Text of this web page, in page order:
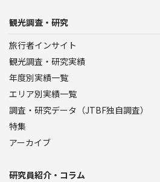
観光調査・研究
旅行者インサイト
観光調査・研究実績
年度別実績一覧
エリア別実績一覧
調査・研究データ（JTBF独自調査）
特集
アーカイブ
研究員紹介・コラム